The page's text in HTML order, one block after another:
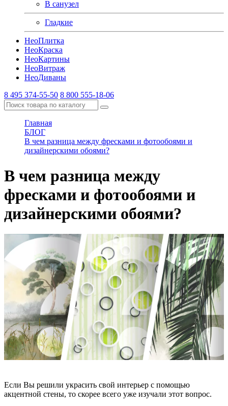
В санузел
Гладкие
НеоПлитка
НеоКраска
НеоКартины
НеоВитраж
НеоДиваны
8 495 374-55-50 8 800 555-18-06
Главная
БЛОГ
В чем разница между фресками и фотообоями и
дизайнерскими обоями?
В чем разница между
фресками и фотообоями и
дизайнерскими обоями?
Если Вы решили украсить свой интерьер с помощью
акцентной стены, то скорее всего уже изучали этот вопрос.